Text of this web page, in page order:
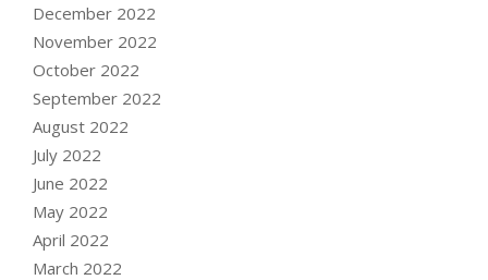
December 2022
November 2022
October 2022
September 2022
August 2022
July 2022
June 2022
May 2022
April 2022
March 2022